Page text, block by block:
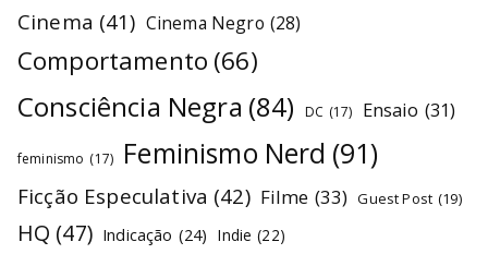
Cinema (41) Cinema Negro (28)
Comportamento (66)
Consciência Negra (84) DC (17) Ensaio (31)
feminismo (17) Feminismo Nerd (91)
Ficção Especulativa (42) Filme (33) Guest Post (19)
HQ (47) Indicação (24) Indie (22)